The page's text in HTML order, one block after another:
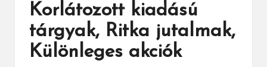
Korlátozott kiadású
tárgyak, Ritka jutalmak,
Különleges akciók